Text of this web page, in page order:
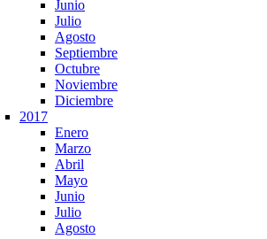
Junio
Julio
Agosto
Septiembre
Octubre
Noviembre
Diciembre
2017
Enero
Marzo
Abril
Mayo
Junio
Julio
Agosto